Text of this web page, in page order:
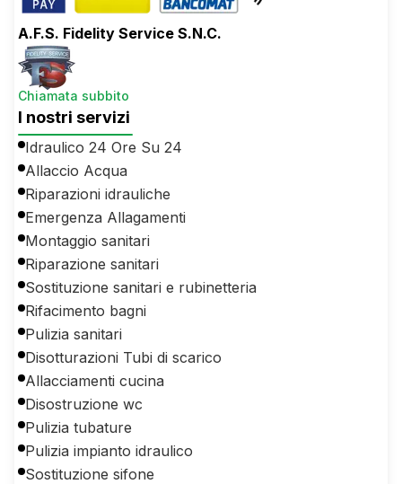
A.F.S. Fidelity Service S.N.C.
Chiamata subbito
I nostri servizi
Idraulico 24 Ore Su 24
Allaccio Acqua
Riparazioni idrauliche
Emergenza Allagamenti
Montaggio sanitari
Riparazione sanitari
Sostituzione sanitari e rubinetteria
Rifacimento bagni
Pulizia sanitari
Disotturazioni Tubi di scarico
Allacciamenti cucina
Disostruzione wc
Pulizia tubature
Pulizia impianto idraulico
Sostituzione sifone